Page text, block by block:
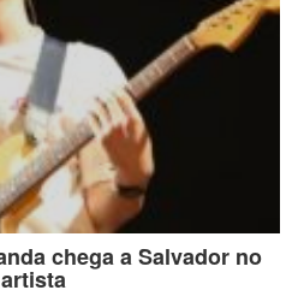
chega a Salvador no